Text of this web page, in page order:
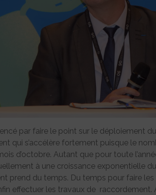
par faire le point sur le déploiement
qui s’accélère fortement puisque le
d’octobre. Autant que pour toute
à une croissance exponentielle
prend du temps. Du temps pour faire les
effectuer les travaux de raccordement.